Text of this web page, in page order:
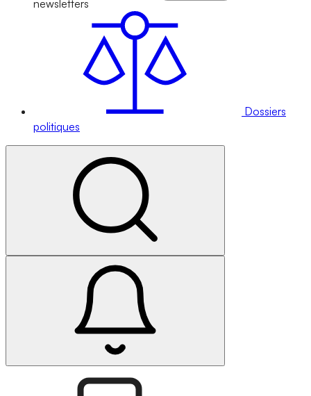
newsletters
Dossiers
politiques